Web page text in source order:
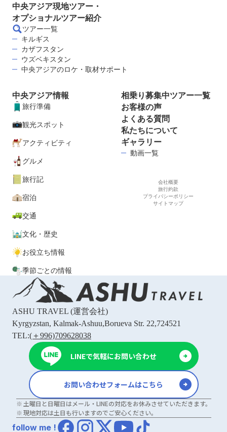
中央アジア現地ツアー・
オプショナルツアー紹介
ツアー一覧
キルギス
カザフスタン
ウズベキスタン
中央アジアのロケ・取材サポート
中央アジア情報
旅行準備
観光スポット
アクティビティ
グルメ
旅行記
宿泊
交通
文化・歴史
お役立ち情報
季節ごとの情報
相乗り募集中ツアー一覧
お客様の声
よくある質問
私たちについて
ギャラリー
動画一覧
会社概要
旅行約款
プライバシーポリシー
サイトマップ
ASHU TRAVEL(運営会社)
Kyrgyzstan, Kalmak-Ashuu,Borueva Str. 22,724521
TEL:(＋996)709628038
follow me !
LINEで気軽にお問い合わせ
お問い合わせフォームはこちら
土曜日と日曜日はメール・LINEの対応をお休みさせていただきます。
現地対応は土日も行いますのでご安心ください。